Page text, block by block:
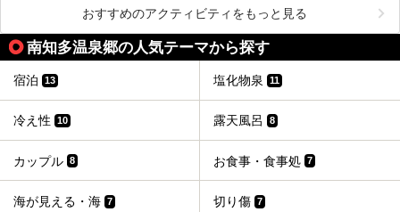
おすすめのアクティビティをもっと見る
南知多温泉郷の人気テーマから探す
宿泊 13 塩化物泉 11
冷え性 10 露天風呂 8
カップル 8 お食事・食事処 7
海が見える・海 7 切り傷 7